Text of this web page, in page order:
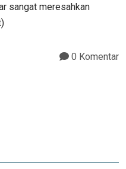
sangat meresahkan
0 Komentar